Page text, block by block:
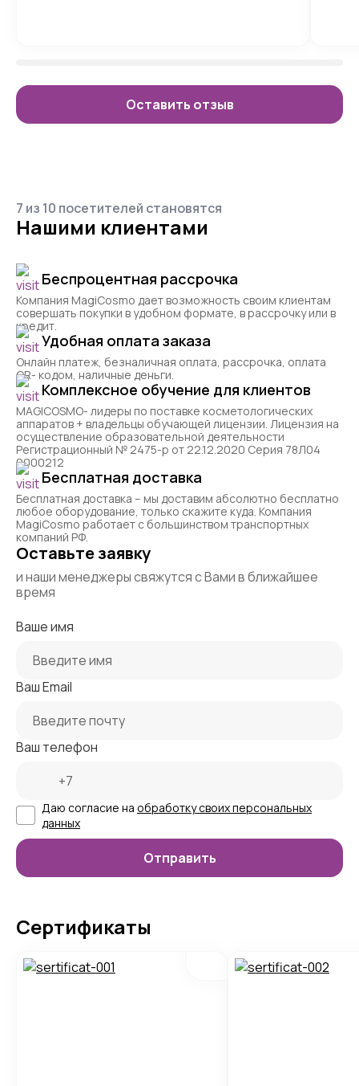
Оставить отзыв
7 из 10 посетителей становятся
Нашими клиентами
Беспроцентная рассрочка
Компания MagiCosmo дает возможность своим клиентам
совершать покупки в удобном формате, в рассрочку или в
кредит.
Удобная оплата заказа
Онлайн платеж, безналичная оплата, рассрочка, оплата
QR- кодом, наличные деньги.
Комплексное обучение для клиентов
MAGICOSMO- лидеры по поставке косметологических
аппаратов + владельцы обучающей лицензии. Лицензия на
осуществление образовательной деятельности
Регистрационный № 2475-р от 22.12.2020 Серия 78Л04
0000212
Бесплатная доставка
Бесплатная доставка – мы доставим абсолютно бесплатно
любое оборудование, только скажите куда. Компания
MagiCosmo работает с большинством транспортных
компаний РФ.
Оставьте заявку
и наши менеджеры свяжутся с Вами в ближайшее
время
Ваше имя
Ваш Email
Ваш телефон
Даю согласие на обработку своих персональных
данных
Сертификаты